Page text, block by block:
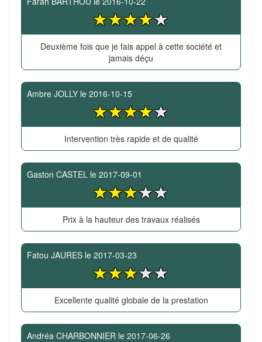
Deuxième fois que je fais appel à cette société et
jamais déçu
Ambre JOLLY le 2016-10-15
Intervention très rapide et de qualité
Gaston CASTEL le 2017-09-01
Prix à la hauteur des travaux réalisés
Fatou JAURES le 2017-03-23
Excellente qualité globale de la prestation
Andréa CHARBONNIER le 2017-06-26